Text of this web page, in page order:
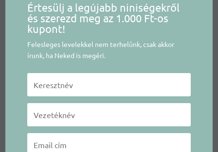
Értesülj a legújabb niniségekről
és szerezd meg az 1.000 Ft-os
kupont!
Felesleges levelekkel nem terhelünk, csak akkor
írunk, ha Neked is megéri.